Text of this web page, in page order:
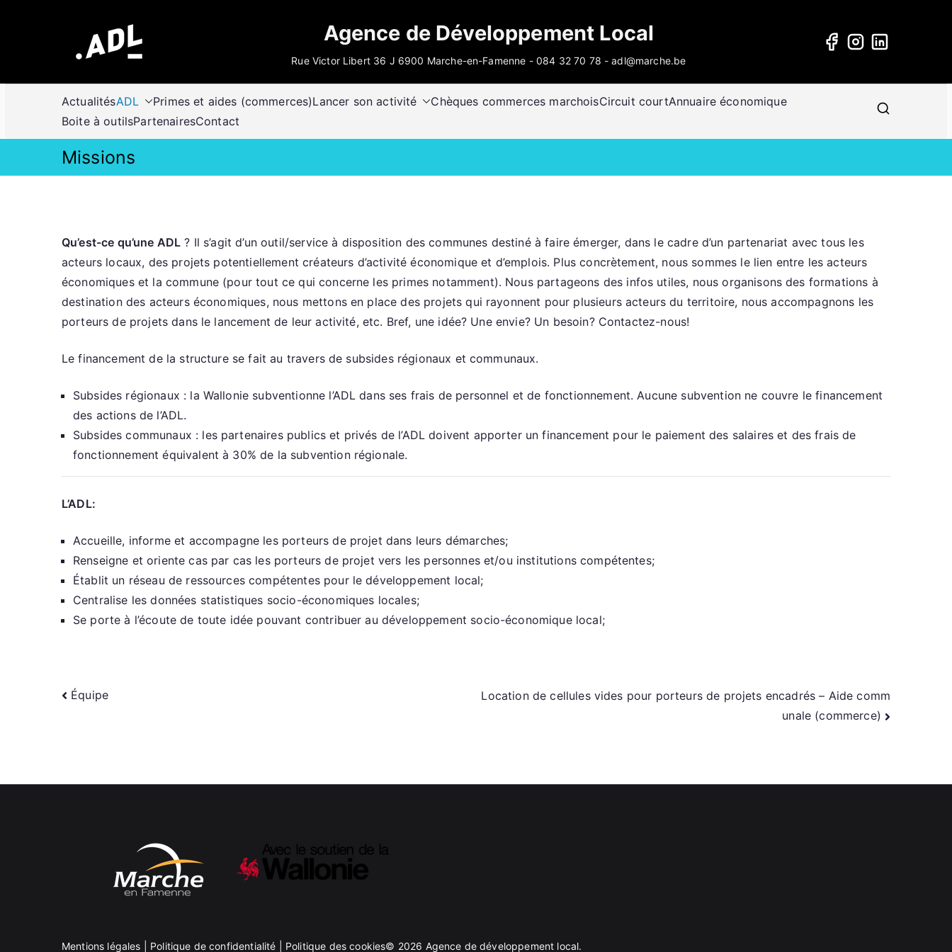
Agence de Développement Local
Rue Victor Libert 36 J 6900 Marche-en-Famenne - 084 32 70 78 - adl@marche.be
ActualitésADL Primes et aides (commerces)Lancer son activité Chèques commerces marchoisCircuit courtAnnuaire économique
Boite à outilsPartenairesContact
Missions
Qu’est-ce qu’une ADL ? Il s’agit d’un outil/service à disposition des communes destiné à faire émerger, dans le cadre d’un partenariat avec tous les
acteurs locaux, des projets potentiellement créateurs d’activité économique et d’emplois. Plus concrètement, nous sommes le lien entre les acteurs
économiques et la commune (pour tout ce qui concerne les primes notamment). Nous partageons des infos utiles, nous organisons des formations à
destination des acteurs économiques, nous mettons en place des projets qui rayonnent pour plusieurs acteurs du territoire, nous accompagnons les
porteurs de projets dans le lancement de leur activité, etc. Bref, une idée? Une envie? Un besoin? Contactez-nous!
Le financement de la structure se fait au travers de subsides régionaux et communaux.
Subsides régionaux : la Wallonie subventionne l’ADL dans ses frais de personnel et de fonctionnement. Aucune subvention ne couvre le financement
des actions de l’ADL.
Subsides communaux : les partenaires publics et privés de l’ADL doivent apporter un financement pour le paiement des salaires et des frais de
fonctionnement équivalent à 30% de la subvention régionale.
L’ADL:
Accueille, informe et accompagne les porteurs de projet dans leurs démarches;
Renseigne et oriente cas par cas les porteurs de projet vers les personnes et/ou institutions compétentes;
Établit un réseau de ressources compétentes pour le développement local;
Centralise les données statistiques socio-économiques locales;
Se porte à l’écoute de toute idée pouvant contribuer au développement socio-économique local;
Navigation
Équipe
Location de cellules vides pour porteurs de projets encadrés – Aide comm
unale (commerce)
Mentions légales Politique de confidentialité Politique des cookies© 2026 Agence de développement local.